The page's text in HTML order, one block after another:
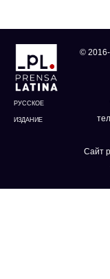
РУССКОЕ
ИЗДАНИЕ
©
Сайт